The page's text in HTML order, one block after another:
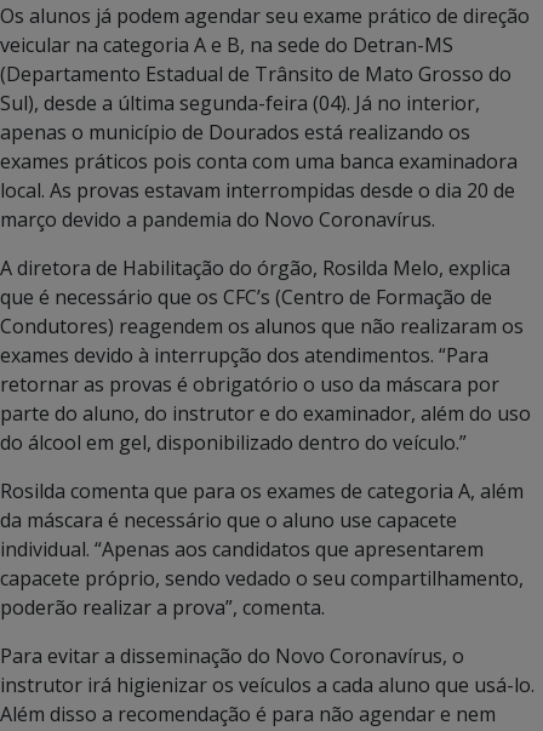
Os alunos já podem agendar seu exame prático de direção
veicular na categoria A e B, na sede do Detran-MS
(Departamento Estadual de Trânsito de Mato Grosso do
Sul), desde a última segunda-feira (04). Já no interior,
apenas o município de Dourados está realizando os
exames práticos pois conta com uma banca examinadora
local. As provas estavam interrompidas desde o dia 20 de
março devido a pandemia do Novo Coronavírus.
A diretora de Habilitação do órgão, Rosilda Melo, explica
que é necessário que os CFC’s (Centro de Formação de
Condutores) reagendem os alunos que não realizaram os
exames devido à interrupção dos atendimentos. “Para
retornar as provas é obrigatório o uso da máscara por
parte do aluno, do instrutor e do examinador, além do uso
do álcool em gel, disponibilizado dentro do veículo.”
Rosilda comenta que para os exames de categoria A, além
da máscara é necessário que o aluno use capacete
individual. “Apenas aos candidatos que apresentarem
capacete próprio, sendo vedado o seu compartilhamento,
poderão realizar a prova”, comenta.
Para evitar a disseminação do Novo Coronavírus, o
instrutor irá higienizar os veículos a cada aluno que usá-lo.
Além disso a recomendação é para não agendar e nem